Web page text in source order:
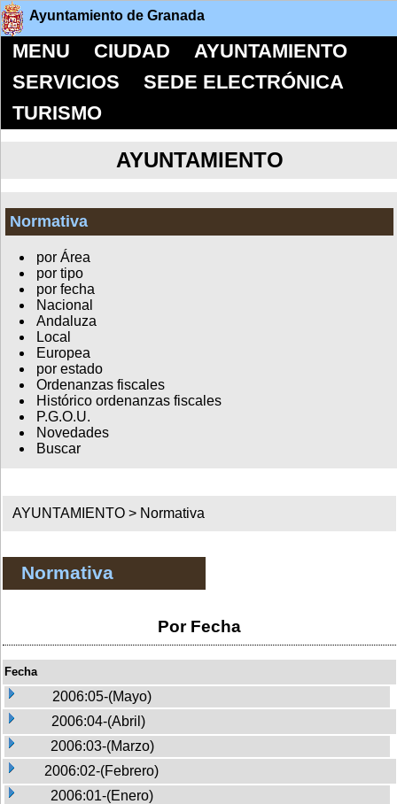
Ayuntamiento de Granada
MENU CIUDAD
AYUNTAMIENTO
SERVICIOS
SEDE ELECTRÓNICA
TURISMO
AYUNTAMIENTO
Normativa
por Área
por tipo
por fecha
Nacional
Andaluza
Local
Europea
por estado
Ordenanzas fiscales
Histórico ordenanzas fiscales
P.G.O.U.
Novedades
Buscar
AYUNTAMIENTO > Normativa
Normativa
Por Fecha
Fecha
2006:05-(Mayo)
2006:04-(Abril)
2006:03-(Marzo)
2006:02-(Febrero)
2006:01-(Enero)